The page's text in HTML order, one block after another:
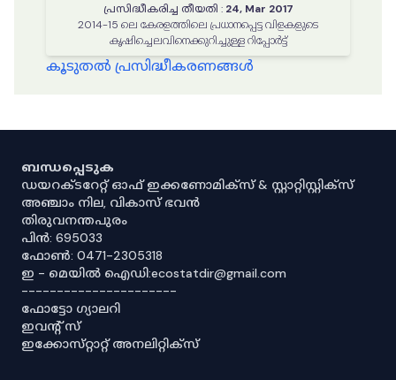
പ്രസിദ്ധീകരിച്ച തീയതി : 24, Mar 2017
2014-15 ലെ കേരളത്തിലെ പ്രധാനപ്പെട്ട വിളകളുടെ
കൃഷിച്ചെലവിനെക്കുറിച്ചുള്ള റിപ്പോർട്ട്
കൂടുതൽ പ്രസിദ്ധീകരണങ്ങൾ
ബന്ധപ്പെടുക
ഡയറക്ടറേറ്റ് ഓഫ് ഇക്കണോമിക്സ് & സ്റ്റാറ്റിസ്റ്റിക്സ്
അഞ്ചാം നില, വികാസ് ഭവൻ
തിരുവനന്തപുരം
പിൻ: 695033
ഫോൺ: 0471-2305318
ഇ - മെയിൽ ഐഡി:ecostatdir@gmail.com
----------------------
ഫോട്ടോ ഗ്യാലറി
ഇവൻ്റ് സ്
ഇക്കോസ്‌റ്റാറ്റ് അനലിറ്റിക്‌സ്